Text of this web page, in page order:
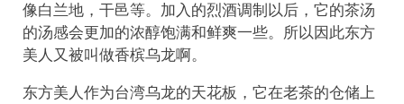
像白兰地，干邑等。加入的烈酒调制以后，它的茶汤
的汤感会更加的浓醇饱满和鲜爽一些。所以因此东方
美人又被叫做香槟乌龙啊。
东方美人作为台湾乌龙的天花板，它在老茶的仓储上